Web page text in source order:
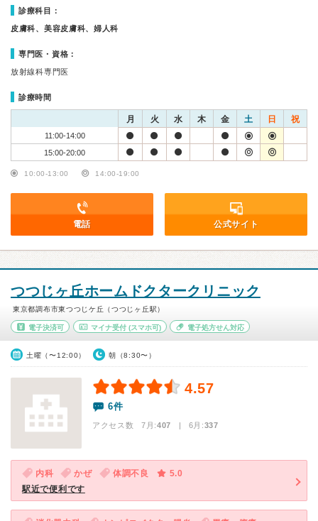
診療科目：
皮膚科、美容皮膚科、婦人科
専門医・資格：
放射線科専門医
診療時間
月 火 水 木 金 土 日 祝
11:00-14:00
15:00-20:00
10:00-13:00 14:00-19:00
電話 公式サイト
つつじヶ丘ホームドクタークリニック
東京都調布市東つつじケ丘（つつじヶ丘駅）
電子決済可 マイナ受付(スマホ可) 電子処方せん対応
土曜（〜12:00） 朝（8:30〜）
4.57
6件
アクセス数 7月:407 | 6月:337
内科 かぜ 体調不良
5.0
駅近で便利です